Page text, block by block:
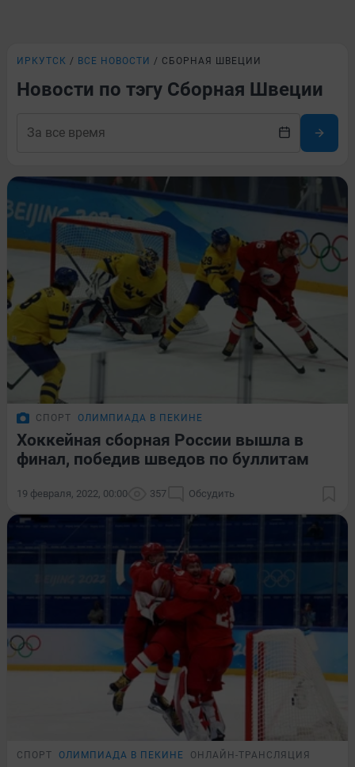
ИРКУТСК ВСЕ НОВОСТИ СБОРНАЯ ШВЕЦИИ
Новости по тэгу Сборная Швеции
СПОРТ ОЛИМПИАДА В ПЕКИНЕ
Хоккейная сборная России вышла в
финал, победив шведов по буллитам
19 февраля, 2022, 00:00 357 Обсудить
СПОРТ ОЛИМПИАДА В ПЕКИНЕ ОНЛАЙН-ТРАНСЛЯЦИЯ